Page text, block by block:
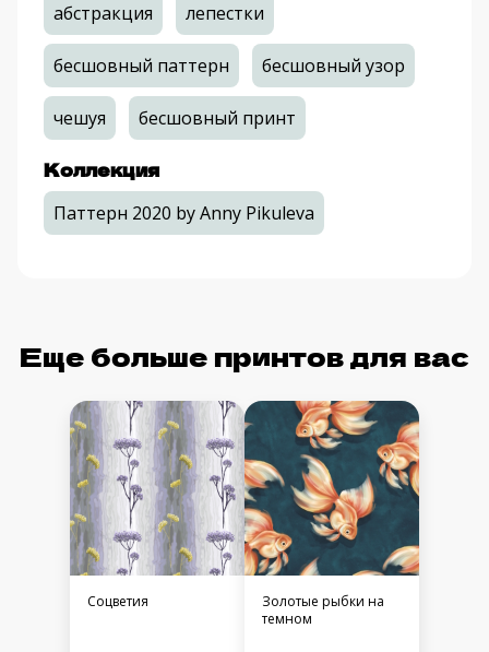
абстракция лепестки
бесшовный паттерн бесшовный узор
чешуя бесшовный принт
Коллекция
Паттерн 2020 by Anny Pikuleva
Еще больше принтов для вас
Соцветия
Золотые рыбки на
темном